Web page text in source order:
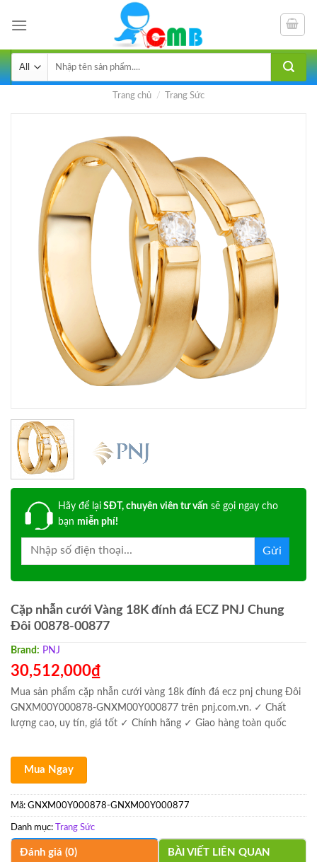
kiếm:
Trang chủ / Trang Sức
Hãy để lại SĐT, chuyên viên tư vấn sẽ gọi ngay cho
bạn miễn phí!
Cặp nhẫn cưới Vàng 18K đính đá ECZ PNJ Chung
Đôi 00878-00877
Brand: PNJ
30,512,000₫
Mua sản phẩm cặp nhẫn cưới vàng 18k đính đá ecz pnj chung Đôi
GNXM00Y000878-GNXM00Y000877 trên pnj.com.vn. ✓ Chất
lượng cao, uy tín, giá tốt ✓ Chính hãng ✓ Giao hàng toàn quốc
Mua Ngay
Mã: GNXM00Y000878-GNXM00Y000877
Danh mục: Trang Sức
Đánh giá (0) BÀI VIẾT LIÊN QUAN